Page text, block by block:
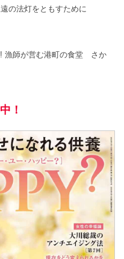
の法灯をともすために
漁師が営む港町の食堂 さか
！